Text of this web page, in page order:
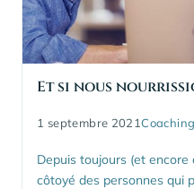
Et si nous
1 septembre 2021Coaching
Depuis toujours (et encore
côtoyé des personnes qui